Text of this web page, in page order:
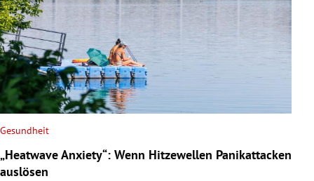
Gesundheit
„Heatwave Anxiety“: Wenn Hitzewellen Panikattacken
auslösen